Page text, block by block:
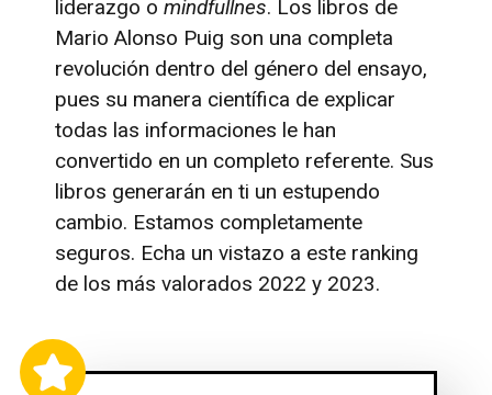
liderazgo o mindfullnes. Los libros de
Mario Alonso Puig son una completa
revolución dentro del género del ensayo,
pues su manera científica de explicar
todas las informaciones le han
convertido en un completo referente. Sus
libros generarán en ti un estupendo
cambio. Estamos completamente
seguros. Echa un vistazo a este ranking
de los más valorados 2022 y 2023.